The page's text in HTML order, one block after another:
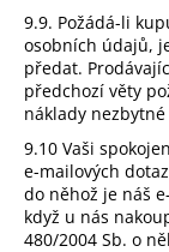
9.9. Požádá-li
osobních údajů,
předat.
předchozí věty
náklady
9.10 Vaši
e-mailových
do něhož je náš
když u nás
480/2004 Sb. o